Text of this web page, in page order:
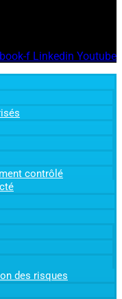
f Linkedin Youtube
contrôlé
des risques